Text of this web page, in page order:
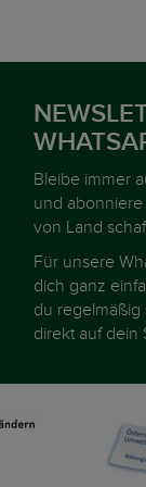
Bleibe immer
und
von Land
Für unsere
dich ganz
du
direkt auf dein